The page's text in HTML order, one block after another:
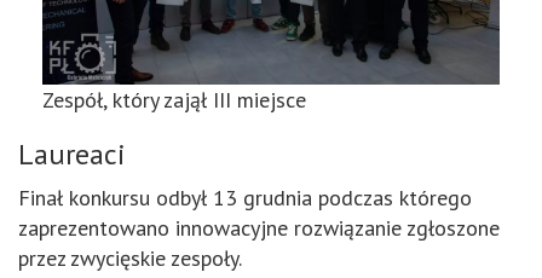
Zespół, który zajął III miejsce
Laureaci
Finał konkursu odbył 13 grudnia podczas którego
zaprezentowano innowacyjne rozwiązanie zgłoszone
przez zwycięskie zespoły.